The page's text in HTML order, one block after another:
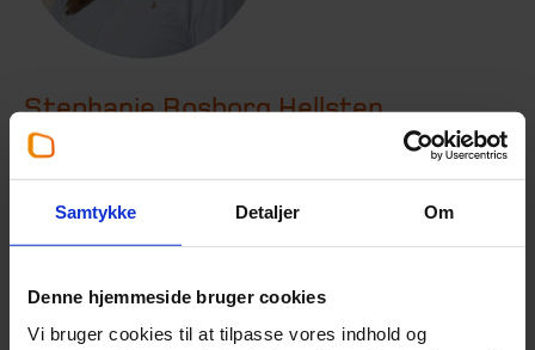
Samtykke Detaljer Om
Denne hjemmeside bruger cookies
Vi bruger cookies til at tilpasse vores indhold og
Stephanie Rosborg Hellsten
Assistent
sth@beierholm.dk
Er specialist indenfor: